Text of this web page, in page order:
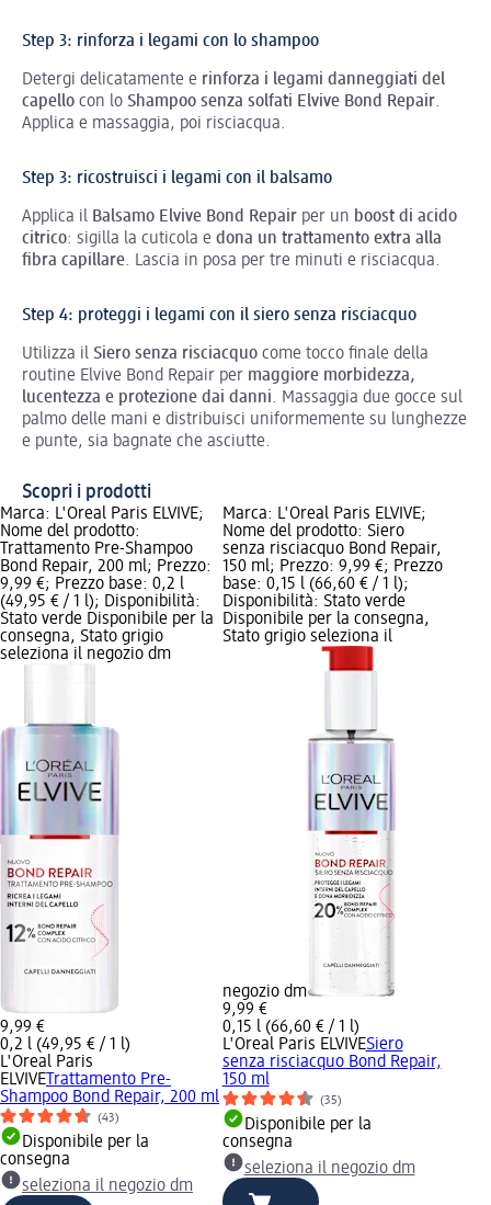
Step 3: rinforza i legami con lo shampoo
Detergi delicatamente e rinforza i legami danneggiati del
capello con lo Shampoo senza solfati Elvive Bond Repair.
Applica e massaggia, poi risciacqua.
Step 3: ricostruisci i legami con il balsamo
Applica il Balsamo Elvive Bond Repair per un boost di acido
citrico: sigilla la cuticola e dona un trattamento extra alla
fibra capillare. Lascia in posa per tre minuti e risciacqua.
Step 4: proteggi i legami con il siero senza risciacquo
Utilizza il Siero senza risciacquo come tocco finale della
routine Elvive Bond Repair per maggiore morbidezza,
lucentezza e protezione dai danni. Massaggia due gocce sul
palmo delle mani e distribuisci uniformemente su lunghezze
e punte, sia bagnate che asciutte.
Scopri i prodotti
Marca: L'Oreal Paris ELVIVE;
Nome del prodotto:
Trattamento Pre-Shampoo
Bond Repair, 200 ml; Prezzo:
9,99 €; Prezzo base: 0,2 l
(49,95 € / 1 l); Disponibilità:
Stato verde Disponibile per la
consegna, Stato grigio
seleziona il negozio dm
9,99 €
0,2 l (49,95 € / 1 l)
L'Oreal Paris
ELVIVETrattamento Pre-
Shampoo Bond Repair, 200 ml
(43)
Disponibile per la
consegna
seleziona il negozio dm
Marca: L'Oreal Paris ELVIVE;
Nome del prodotto: Siero
senza risciacquo Bond Repair,
150 ml; Prezzo: 9,99 €; Prezzo
base: 0,15 l (66,60 € / 1 l);
Disponibilità: Stato verde
Disponibile per la consegna,
Stato grigio seleziona il
negozio dm
9,99 €
0,15 l (66,60 € / 1 l)
L'Oreal Paris ELVIVESiero
senza risciacquo Bond Repair,
150 ml
(35)
Disponibile per la
consegna
seleziona il negozio dm